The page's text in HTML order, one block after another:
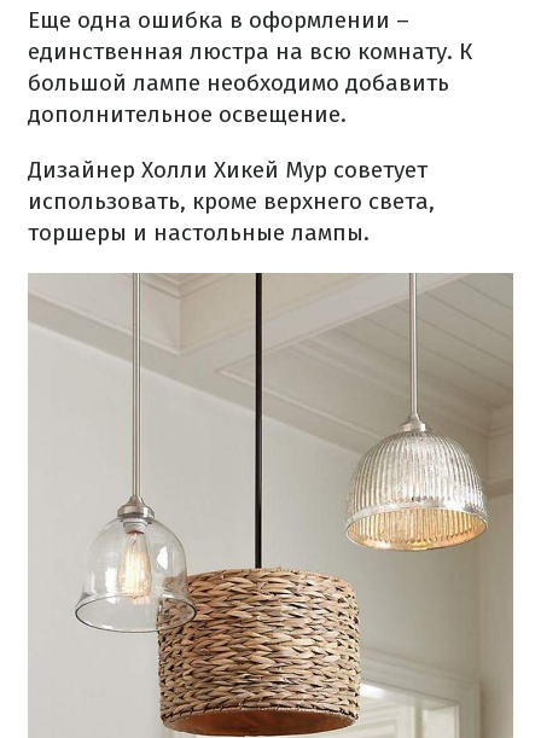
Еще одна ошибка в оформлении –
единственная люстра на всю комнату. К
большой лампе необходимо добавить
дополнительное освещение.
Дизайнер Холли Хикей Мур советует
использовать, кроме верхнего света,
торшеры и настольные лампы.